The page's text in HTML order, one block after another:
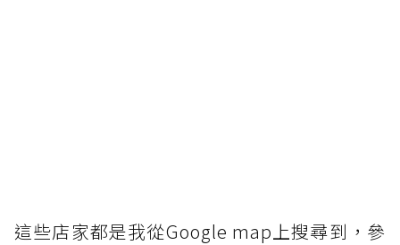
這些店家都是我從Google map上搜尋到，參